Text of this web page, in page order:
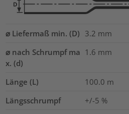
⌀ Liefermaß min. (D) 3.2 mm
⌀ nach Schrumpf ma
x. (d)
1.6 mm
Länge (L) 100.0 m
Längsschrumpf
+/-5 %